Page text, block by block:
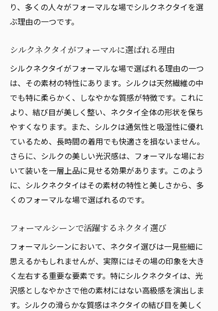
り、多くの人々がフォーマルな場でシルクネクタイを選
ぶ理由の一つです。
シルクネクタイがフォーマルに選ばれる理由
シルクネクタイがフォーマルな場で選ばれる理由の一つ
は、その素材の特性にあります。シルクは天然繊維の中
でも特に柔らかく、しなやかな質感が特徴です。これに
より、結び目が美しく整い、ネクタイ全体の形状を保ち
やすくなります。また、シルクは通気性と吸湿性に優れ
ているため、長時間の着用でも快適さを損ないません。
さらに、シルクの美しい光沢感は、フォーマルな場にお
いて装いを一層上品に見せる効果があります。このよう
に、シルクネクタイはその素材の特性と美しさから、多
くのフォーマルな場で選ばれるのです。
フォーマルシーンで活躍するネクタイ選び
フォーマルシーンにおいて、ネクタイ選びは一見些細に
思えるかもしれませんが、実際にはその場の印象を大き
く左右する重要な要素です。特にシルクネクタイは、光
沢感としなやかさで他の素材にはない高級感を演出しま
す。シルクの滑らかな質感はネクタイの結び目を美しく